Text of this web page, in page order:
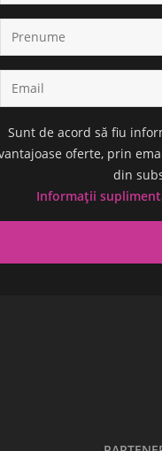
Sunt de acord să fiu
oferte, prin
din
Informații